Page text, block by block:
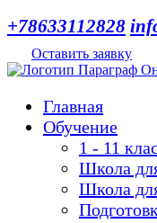
+78633112828
Оставить заявку
Главная
Обучение
1 - 11
Школа
Школа